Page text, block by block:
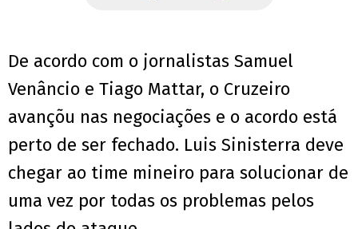
De acordo com o jornalistas Samuel
Venâncio e Tiago Mattar, o Cruzeiro
avançõu nas negociações e o acordo está
perto de ser fechado. Luis Sinisterra deve
chegar ao time mineiro para solucionar de
uma vez por todas os problemas pelos